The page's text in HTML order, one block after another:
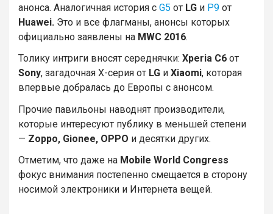
анонса. Аналогичная история с G5 от LG и P9 от
Huawei. Это и все флагманы, анонсы которых
официально заявлены на MWC 2016.
Толику интриги вносят середнячки: Xperia C6 от
Sony, загадочная X-серия от LG и Xiaomi, которая
впервые добралась до Европы с анонсом.
Прочие павильоны наводнят производители,
которые интересуют публику в меньшей степени
— Zoppo, Gionee, OPPO и десятки других.
Отметим, что даже на Mobile World Congress
фокус внимания постепенно смещается в сторону
носимой электроники и Интернета вещей.